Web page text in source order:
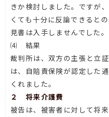
きか検討しました。ですが
くても十分に反論できると
見書は入手しませんでした。
⑷ 結果
裁判所は、双方の主張と立
は、自賠責保険が認定した
くれました。
２ 将来介護費
被告は、被害者に対して将